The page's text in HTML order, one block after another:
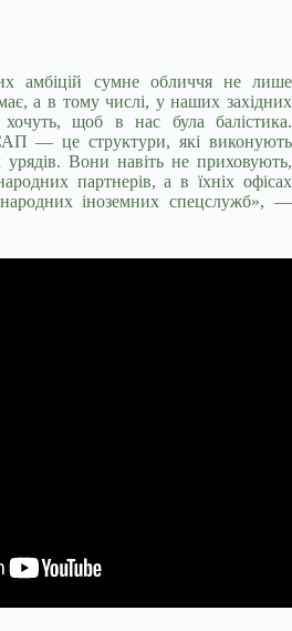
амбіцій сумне обличчя не лише
а в тому числі, у наших західних
щоб в нас була балістика.
— це структури, які виконують
урядів. Вони навіть не приховують,
партнерів, а в їхніх офісах
іноземних спецслужб», —